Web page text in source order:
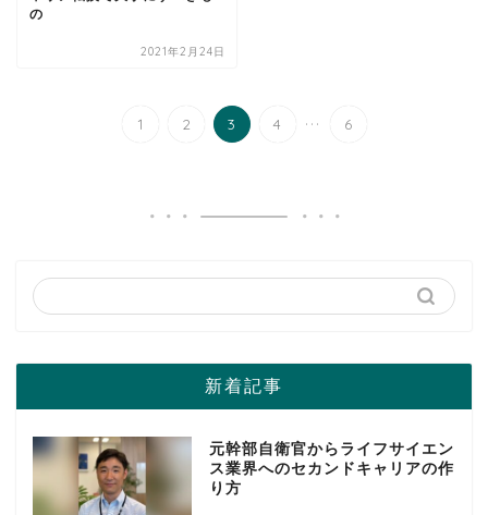
の
2021年2月24日
1 2 3 4 ... 6
新着記事
元幹部自衛官からライフサイエン
ス業界へのセカンドキャリアの作
り方